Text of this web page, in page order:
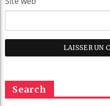
Search